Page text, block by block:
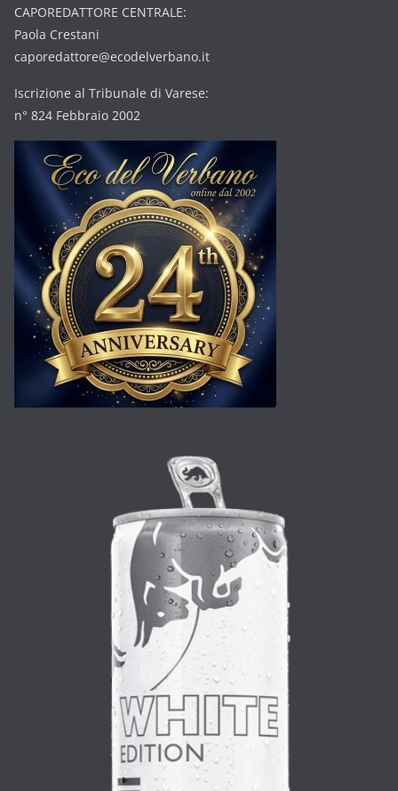
CAPOREDATTORE CENTRALE:
Paola Crestani
caporedattore@ecodelverbano.it
Iscrizione al Tribunale di Varese:
n° 824 Febbraio 2002